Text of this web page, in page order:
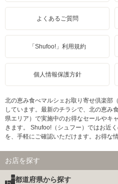
よくあるご質問
「Shufoo!」利用規約
個人情報保護方針
北の恵み食べマルシェお取り寄せ倶楽部
しています。最新のチラシで、北の恵み
県エリア）で実施中のお得なセールやキ
きます。 Shufoo!（シュフー）ではお近
を、手軽にご確認いただけます。お得な
お店を探す
都道府県から探す